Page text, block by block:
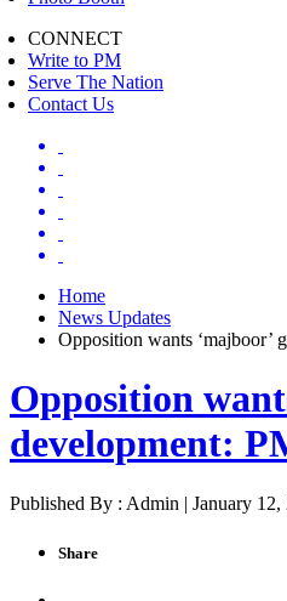
CONNECT
Write to PM
Serve The Nation
Contact Us
Home
News Updates
Opposition wants ‘majboor’
Opposition
development:
Published By : Admin | January
Share